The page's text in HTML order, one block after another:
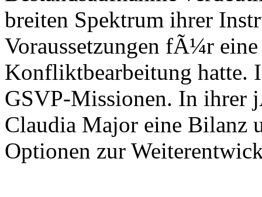
breiten Spektrum ihrer
Voraussetzungen fÃ¼r
Konfliktbearbeitung hatte.
GSVP-Missionen. In ihrer
Claudia Major eine Bilanz
Optionen zur